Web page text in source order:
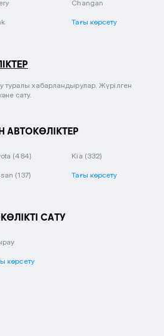
Changan
Тағы көрсету
туралы хабарландырулар. Жүрілген
сату.
АВТОКӨЛІКТЕР
(484) Kia (332)
(137) Тағы көрсету
САТУ
көрсету